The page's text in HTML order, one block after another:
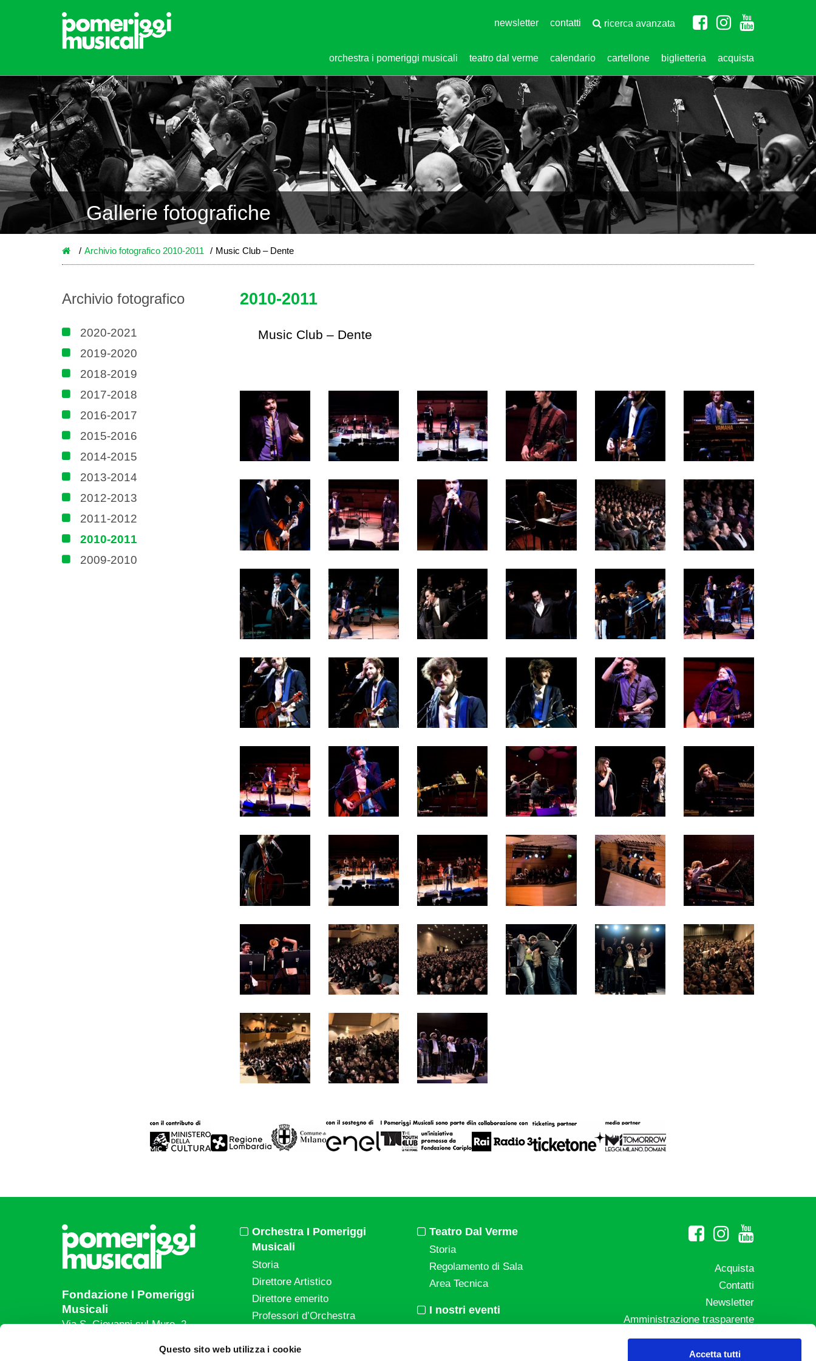
Questo sito web utilizza i cookie Accetta tutti
newsletter contatti ricerca avanzata
orchestra i pomeriggi musicali teatro dal verme calendario cartellone biglietteria acquista
Gallerie fotografiche
Archivio fotografico 2010-2011 Music Club – Dente
Archivio fotografico
2020-2021
2019-2020
2018-2019
2017-2018
2016-2017
2015-2016
2014-2015
2013-2014
2012-2013
2011-2012
2010-2011
2009-2010
2010-2011
Music Club – Dente
Fondazione I Pomeriggi
Musicali
Via S. Giovanni sul Muro, 2
Partita Iva 04410060158
Orchestra I Pomeriggi
Musicali
Storia
Direttore Artistico
Direttore emerito
Professori d’Orchestra
Teatro Dal Verme
Storia
Regolamento di Sala
Area Tecnica
I nostri eventi
Calendario
Acquista
Contatti
Newsletter
Amministrazione trasparente
Whistleblowing
Privacy e Cookie Policy